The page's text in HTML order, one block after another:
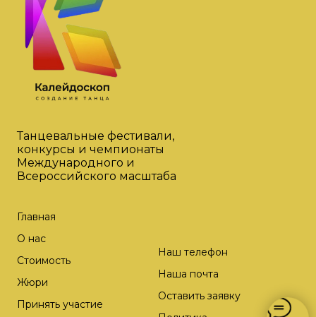
Танцевальные фестивали,
конкурсы и чемпионаты
Международного и
Всероссийского масштаба
Главная
О нас
Стоимость
Жюри
Принять участие
Наш телефон
Наша почта
Оставить заявку